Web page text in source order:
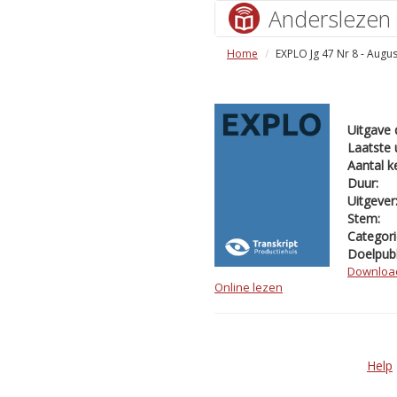
Anderslezen
Home EXPLO Jg 47 Nr 8 -
Uitgave
Laatste
Aantal
Duur:
Uitgever:
Stem:
Online lezen
Help